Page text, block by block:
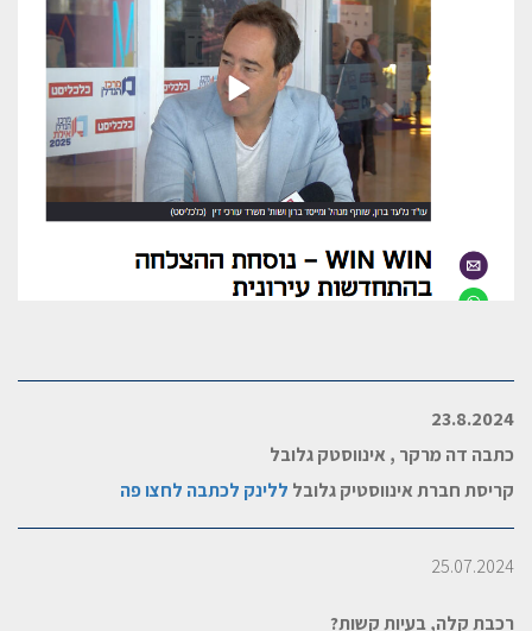
23.8.2024
כתבה דה מרקר , אינווסטק גלובל
קריסת חברת אינווסטיק גלובל ללינק לכתבה לחצו פה
25.07.2024
רכבת קלה, בעיות קשות?